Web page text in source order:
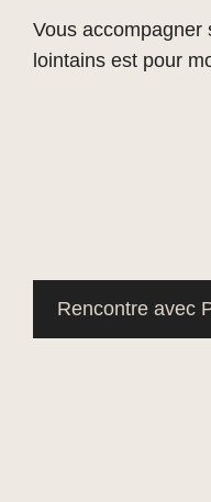
Vous accompagner
lointains est pour
Rencontre avec